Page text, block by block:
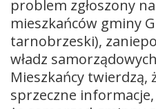
problem zgłoszony
mieszkańców gminy
tarnobrzeski),
władz
Mieszkańcy twierdzą,
sprzeczne